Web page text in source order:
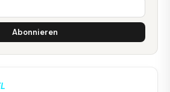
Abonnieren